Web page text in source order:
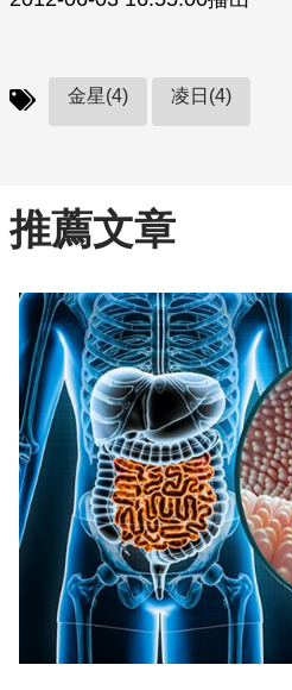
金星(4) 凌日(4)
推薦文章